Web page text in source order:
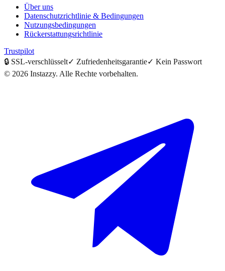
Über uns
Datenschutzrichtlinie & Bedingungen
Nutzungsbedingungen
Rückerstattungsrichtlinie
Trustpilot
🔒 SSL-verschlüsselt✓ Zufriedenheitsgarantie✓ Kein Passwort
© 2026 Instazzy. Alle Rechte vorbehalten.